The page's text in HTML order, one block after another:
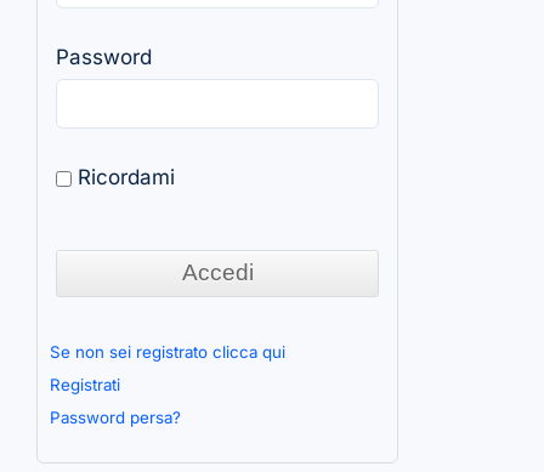
Password
Ricordami
Se non sei registrato clicca qui
Registrati
Password persa?